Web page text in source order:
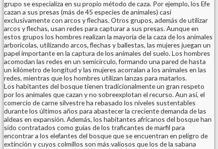
grupo se especializa en su propio método de caza. Por ejemplo, los Efe
cazan a sus presas (más de 45 especies de animales) casi
exclusivamente con arcos y flechas. Otros grupos, además de utilizar
arcos y flechas, usan redes para capturar a sus presas. Aunque en
estos grupos los hombres realizan la mayoría de la caza de los animales
arborícolas, utilizando arcos, flechas y ballestas, las mujeres juegan un
papel importante en la captura de los animales del suelo. Los hombres
acomodan las redes en un semicírculo, formando una pared de hasta
un kilómetro de longitud y las mujeres acorralan a los animales en las
redes, mientras que los hombres utilizan lanzas para matarlos.
Los habitantes del bosque tienen tradicionalmente un gran respeto
por los animales que cazan y no sobreexplotan el recurso. Aun así, el
comercio de carne silvestre ha rebasado los niveles sustentables
durante los últimos años para abastecer la creciente demanda de las
aldeas en expansión. Además, los habitantes africanos del bosque han
sido contratados como guías de los traficantes de marfil para
encontrar a los elefantes del bosque que se encuentran en peligro de
extinción y cuyos colmillos son más valiosos que los de la sabana